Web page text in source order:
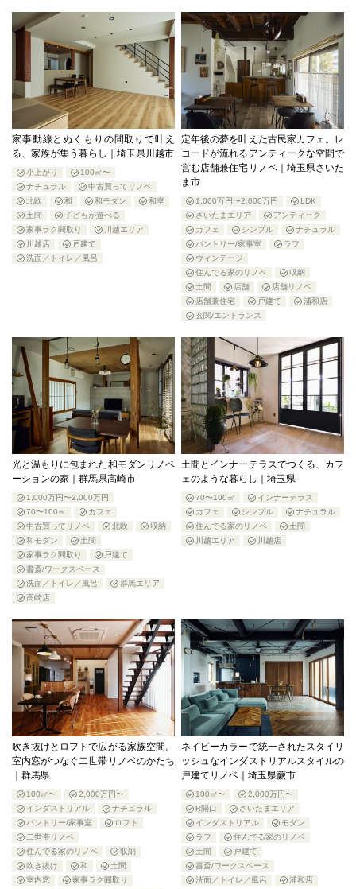
家事動線とぬくもりの間取りで叶え
る、家族が集う暮らし｜埼玉県川越市
小上がり
100㎡〜
ナチュラル
中古買ってリノベ
北欧
和 和モダン
和室
土間
子どもが遊べる
家事ラク間取り
川越エリア
川越店
戸建て
洗面／トイレ／風呂
定年後の夢を叶えた古民家カフェ。レ
コードが流れるアンティークな空間で
営む店舗兼住宅リノベ｜埼玉県さいた
ま市
1,000万円〜2,000万円
LDK
さいたまエリア
アンティーク
カフェ
シンプル
ナチュラル
パントリー/家事室
ラフ
ヴィンテージ
住んでる家のリノベ
収納
土間
店舗
店舗リノベ
店舗兼住宅
戸建て
浦和店
玄関/エントランス
光と温もりに包まれた和モダンリノベ
ーションの家｜群馬県高崎市
1,000万円〜2,000万円
70〜100㎡
カフェ
中古買ってリノベ
北欧
収納
和モダン
土間
家事ラク間取り
戸建て
書斎/ワークスペース
洗面／トイレ／風呂
群馬エリア
高崎店
土間とインナーテラスでつくる、カフ
ェのような暮らし｜埼玉県
70〜100㎡
インナーテラス
カフェ
シンプル
ナチュラル
住んでる家のリノベ
土間
川越エリア
川越店
吹き抜けとロフトで広がる家族空間。
室内窓がつなぐ二世帯リノベのかたち
｜群馬県
100㎡〜
2,000万円〜
インダストリアル
ナチュラル
パントリー/家事室
ロフト
二世帯リノベ
住んでる家のリノベ
収納
吹き抜け
和
土間
室内窓
家事ラク間取り
ネイビーカラーで統一されたスタイリ
ッシュなインダストリアルスタイルの
戸建てリノベ｜埼玉県蕨市
100㎡〜
2,000万円〜
R開口
さいたまエリア
インダストリアル
モダン
ラフ
住んでる家のリノベ
土間
戸建て
書斎/ワークスペース
洗面／トイレ／風呂
浦和店